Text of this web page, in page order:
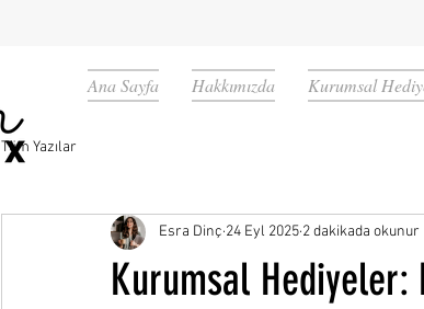
Tüm Yazılar
Kurumsal Hediyeler:
Esra Dinç 24 Eyl 2025 2 dakikada okunur
Ana Sayfa Hakkımızda Kurumsal